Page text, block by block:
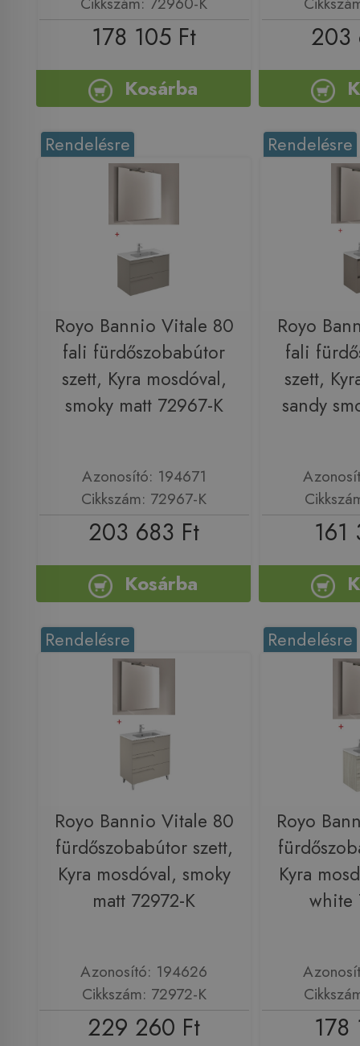
178 105 Ft
Kosárba
203
Rendelésre
Royo Bannio Vitale 80
fali fürdőszobabútor
szett, Kyra mosdóval,
smoky matt 72967-K
Azonosító: 194671
Cikkszám: 72967-K
203 683 Ft
Kosárba
Rendelésre
Royo
fali
szett,
sandy
161
Rendelésre
Royo Bannio Vitale 80
fürdőszobabútor szett,
Kyra mosdóval, smoky
matt 72972-K
Azonosító: 194626
Cikkszám: 72972-K
229 260 Ft
Rendelésre
Royo
Kyra
white
178